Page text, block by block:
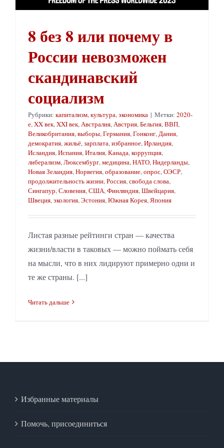
8 без 8 или почему в
России невозможен
скандинавский
социализм
Рубрики: капитализм,культура,экономика | Метки: 2020-
е,XX век,XXI век,Австралия,Австрия,Бельгия,ВВП,
Великобритания,выборы,Германия,Гонконг,Дания,
демократия,жильё,зарплата,избранное,Ирландия,
Исландия,Испания,Италия,Канада,коррупция,
либерализм,Люксембург,медицина,НАТО,Нидерланды,
Новая Зеландия,Норвегия,образование,опрос,ОЭСР,
продолжительность жизни,Россия,свобода слова,
Сингапур,Словения,США,Финляндия,Швейцария,
Швеция,экология,Эстония,Южная Корея,Япония
Листая разные рейтинги стран — качества
жизни/власти в таковых — можно поймать себя
на мысли, что в них лидируют примерно одни и
те же страны. [...]
Читать дальше
Избранные материалы
Помочь, присоединиться